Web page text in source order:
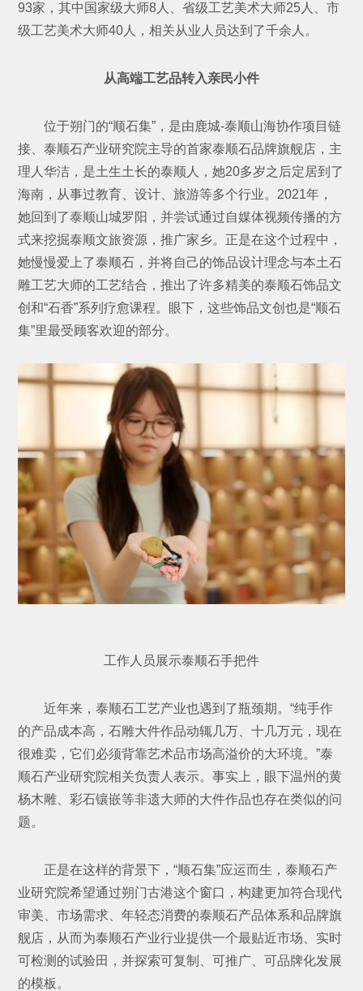
93家，其中国家级大师8人、省级工艺美术大师25人、市
级工艺美术大师40人，相关从业人员达到了千余人。
从高端工艺品转入亲民小件
位于朔门的“顺石集”，是由鹿城-泰顺山海协作项目链
接、泰顺石产业研究院主导的首家泰顺石品牌旗舰店，主
理人华洁，是土生土长的泰顺人，她20多岁之后定居到了
海南，从事过教育、设计、旅游等多个行业。2021年，
她回到了泰顺山城罗阳，并尝试通过自媒体视频传播的方
式来挖掘泰顺文旅资源，推广家乡。正是在这个过程中，
她慢慢爱上了泰顺石，并将自己的饰品设计理念与本土石
雕工艺大师的工艺结合，推出了许多精美的泰顺石饰品文
创和“石香”系列疗愈课程。眼下，这些饰品文创也是“顺石
集”里最受顾客欢迎的部分。
工作人员展示泰顺石手把件
近年来，泰顺石工艺产业也遇到了瓶颈期。“纯手作
的产品成本高，石雕大件作品动辄几万、十几万元，现在
很难卖，它们必须背靠艺术品市场高溢价的大环境。”泰
顺石产业研究院相关负责人表示。事实上，眼下温州的黄
杨木雕、彩石镶嵌等非遗大师的大件作品也存在类似的问
题。
正是在这样的背景下，“顺石集”应运而生，泰顺石产
业研究院希望通过朔门古港这个窗口，构建更加符合现代
审美、市场需求、年轻态消费的泰顺石产品体系和品牌旗
舰店，从而为泰顺石产业行业提供一个最贴近市场、实时
可检测的试验田，并探索可复制、可推广、可品牌化发展
的模板。